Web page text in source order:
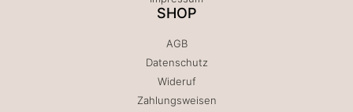
SHOP
AGB
Datenschutz
Wideruf
Zahlungsweisen